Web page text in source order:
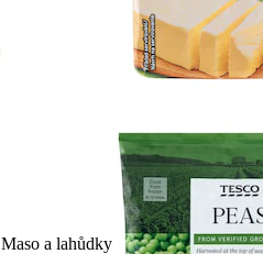
Maso a lahůdky